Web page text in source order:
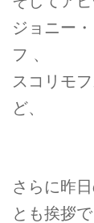
ジョニー
フ 、
スコリモ
ど、
さらに昨
とも挨拶で